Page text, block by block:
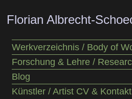
Florian Albrecht-
Werkverzeichnis / Body of
Forschung & Lehre /
Blog
Künstler / Artist CV & Kontakt